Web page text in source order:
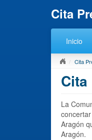
Cita
Inicio
Cita
La
concertar
Aragón
Aragón.